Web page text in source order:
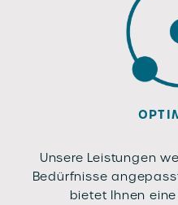
Unsere Leistungen
Bedürfnisse
bietet Ihnen